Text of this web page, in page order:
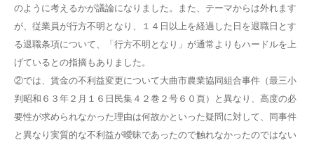
のように考えるかが議論になりました。また、テーマからは外れます
が、従業員が行方不明となり、１４日以上を経過した日を退職日とす
る退職条項について、「行方不明となり」が通常よりもハードルを上
げているとの指摘もありました。
②では、賃金の不利益変更について大曲市農業協同組合事件（最三小
判昭和６３年２月１６日民集４２巻２号６０頁）と異なり、高度の必
要性が求められなかった理由は何故かといった疑問に対して、同事件
と異なり実質的な不利益が曖昧であったので触れなかったのではない